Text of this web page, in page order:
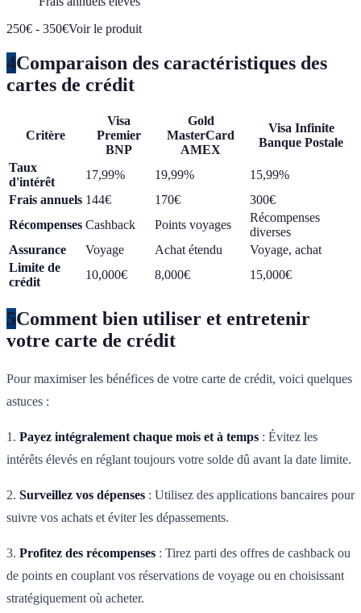
250€ - 350€Voir le produit
4Comparaison des caractéristiques des
cartes de crédit
Critère
Visa
Premier
BNP
Gold
MasterCard
AMEX
Visa Infinite
Banque Postale
Taux
d'intérêt
17,99% 19,99%
15,99%
Frais annuels 144€ 170€
300€
Récompenses Cashback Points voyages
Récompenses
diverses
Assurance
Voyage Achat étendu
Voyage, achat
Limite de
crédit
10,000€ 8,000€ 15,000€
5Comment bien utiliser et entretenir
votre carte de crédit
Pour maximiser les bénéfices de votre carte de crédit, voici quelques
astuces :
1. Payez intégralement chaque mois et à temps : Évitez les
intérêts élevés en réglant toujours votre solde dû avant la date limite.
2. Surveillez vos dépenses : Utilisez des applications bancaires pour
suivre vos achats et éviter les dépassements.
3. Profitez des récompenses : Tirez parti des offres de cashback ou
de points en couplant vos réservations de voyage ou en choisissant
stratégiquement où acheter.